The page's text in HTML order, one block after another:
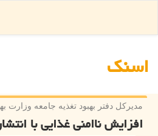
اسنك
مدیركل دفتر بهبود تغذیه جامعه
افزایش ناامنی غذایی با